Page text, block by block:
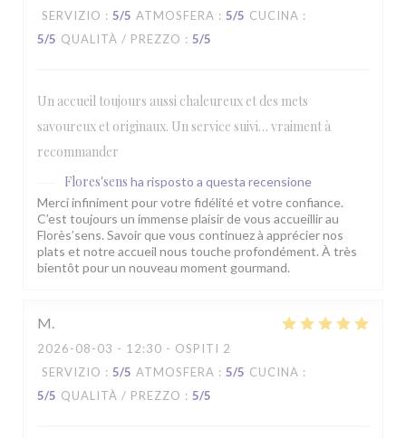
SERVIZIO : 5/5 ATMOSFERA : 5/5 CUCINA :
5/5 QUALITÀ / PREZZO : 5/5
Un accueil toujours aussi chaleureux et des mets
savoureux et originaux. Un service suivi… vraiment à
recommander
Flores'sens ha risposto a questa recensione
Merci infiniment pour votre fidélité et votre confiance.
C’est toujours un immense plaisir de vous accueillir au
Florès’sens. Savoir que vous continuez à apprécier nos
plats et notre accueil nous touche profondément. À très
bientôt pour un nouveau moment gourmand.
M
2026-08-03 - 12:30 - OSPITI 2
SERVIZIO : 5/5 ATMOSFERA : 5/5 CUCINA :
5/5 QUALITÀ / PREZZO : 5/5